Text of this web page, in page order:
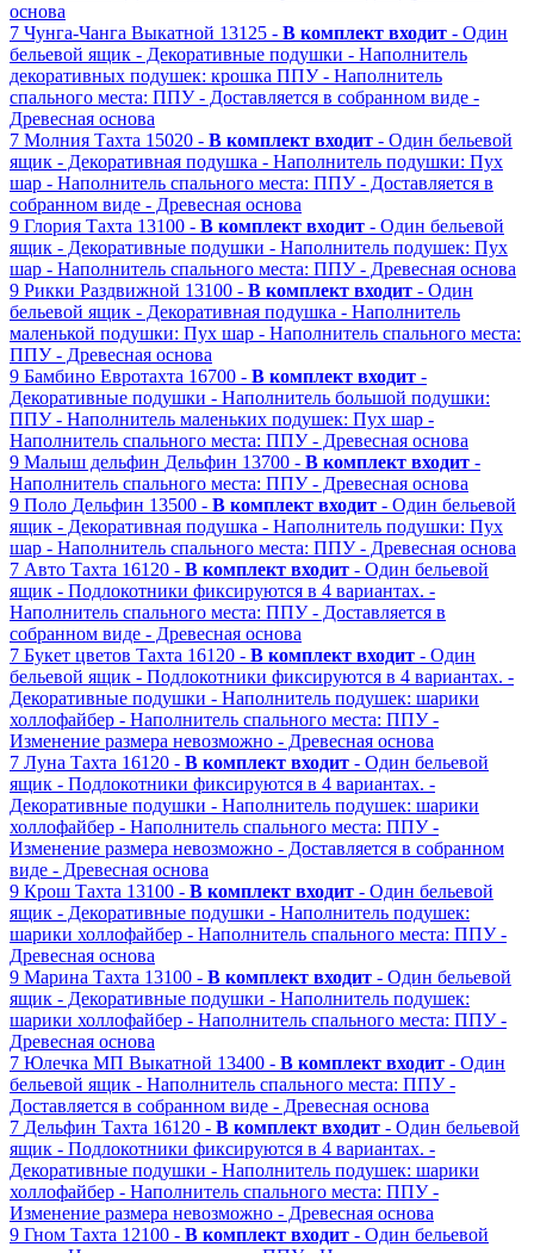
основа
7 Чунга-Чанга Выкатной 13125 - В комплект входит - Один
бельевой ящик - Декоративные подушки - Наполнитель
декоративных подушек: крошка ППУ - Наполнитель
спального места: ППУ - Доставляется в собранном виде -
Древесная основа
7 Молния Тахта 15020 - В комплект входит - Один бельевой
ящик - Декоративная подушка - Наполнитель подушки: Пух
шар - Наполнитель спального места: ППУ - Доставляется в
собранном виде - Древесная основа
9 Глория Тахта 13100 - В комплект входит - Один бельевой
ящик - Декоративные подушки - Наполнитель подушек: Пух
шар - Наполнитель спального места: ППУ - Древесная основа
9 Рикки Раздвижной 13100 - В комплект входит - Один
бельевой ящик - Декоративная подушка - Наполнитель
маленькой подушки: Пух шар - Наполнитель спального места:
ППУ - Древесная основа
9 Бамбино Евротахта 16700 - В комплект входит -
Декоративные подушки - Наполнитель большой подушки:
ППУ - Наполнитель маленьких подушек: Пух шар -
Наполнитель спального места: ППУ - Древесная основа
9 Малыш дельфин Дельфин 13700 - В комплект входит -
Наполнитель спального места: ППУ - Древесная основа
9 Поло Дельфин 13500 - В комплект входит - Один бельевой
ящик - Декоративная подушка - Наполнитель подушки: Пух
шар - Наполнитель спального места: ППУ - Древесная основа
7 Авто Тахта 16120 - В комплект входит - Один бельевой
ящик - Подлокотники фиксируются в 4 вариантах. -
Наполнитель спального места: ППУ - Доставляется в
собранном виде - Древесная основа
7 Букет цветов Тахта 16120 - В комплект входит - Один
бельевой ящик - Подлокотники фиксируются в 4 вариантах. -
Декоративные подушки - Наполнитель подушек: шарики
холлофайбер - Наполнитель спального места: ППУ -
Изменение размера невозможно - Древесная основа
7 Луна Тахта 16120 - В комплект входит - Один бельевой
ящик - Подлокотники фиксируются в 4 вариантах. -
Декоративные подушки - Наполнитель подушек: шарики
холлофайбер - Наполнитель спального места: ППУ -
Изменение размера невозможно - Доставляется в собранном
виде - Древесная основа
9 Крош Тахта 13100 - В комплект входит - Один бельевой
ящик - Декоративные подушки - Наполнитель подушек:
шарики холлофайбер - Наполнитель спального места: ППУ -
Древесная основа
9 Марина Тахта 13100 - В комплект входит - Один бельевой
ящик - Декоративные подушки - Наполнитель подушек:
шарики холлофайбер - Наполнитель спального места: ППУ -
Древесная основа
7 Юлечка МП Выкатной 13400 - В комплект входит - Один
бельевой ящик - Наполнитель спального места: ППУ -
Доставляется в собранном виде - Древесная основа
7 Дельфин Тахта 16120 - В комплект входит - Один бельевой
ящик - Подлокотники фиксируются в 4 вариантах. -
Декоративные подушки - Наполнитель подушек: шарики
холлофайбер - Наполнитель спального места: ППУ -
Изменение размера невозможно - Древесная основа
9 Гном Тахта 12100 - В комплект входит - Один бельевой